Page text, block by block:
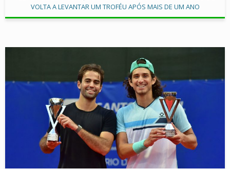
VOLTA A LEVANTAR UM TROFÉU APÓS MAIS DE UM ANO